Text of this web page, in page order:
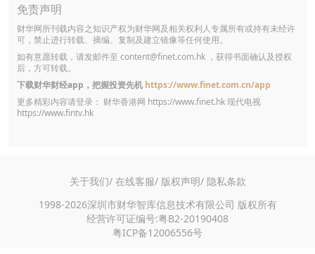
免责声明
财华网所刊载内容之知识产权为财华网及相关权利人专属所有或持有未经许
可，禁止进行转载、摘编、复制及建立镜像等任何使用。
如有意愿转载，请发邮件至 content@finet.com.hk ，获得书面确认及授权
后，方可转载。
下载财华财经app，把握投资先机 https://www.finet.com.cn/app
更多精彩内容请登录： 财华香港网 https://www.finet.hk现代电视
https://www.fintv.hk
关于我们/ 在线客服/ 版权声明/ 隐私条款
1998-2026深圳市财华智库信息技术有限公司 版权所有
经营许可证编号:粤B2-20190408
粤ICP备12006556号